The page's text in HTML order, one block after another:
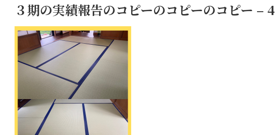
３期の実績報告のコピーのコピーのコピー – 4